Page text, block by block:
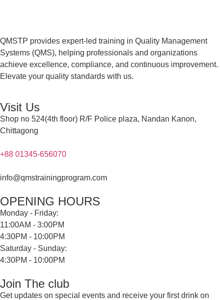
QMSTP provides expert-led training in Quality Management
Systems (QMS), helping professionals and organizations
achieve excellence, compliance, and continuous improvement.
Elevate your quality standards with us.
Visit Us
Shop no 524(4th floor) R/F Police plaza, Nandan Kanon,
Chittagong
+88 01345-656070
info@qmstrainingprogram.com
OPENING HOURS
Monday - Friday:
11:00AM - 3:00PM
4:30PM - 10:00PM
Saturday - Sunday:
4:30PM - 10:00PM
Join The club
Get updates on special events and receive your first drink on